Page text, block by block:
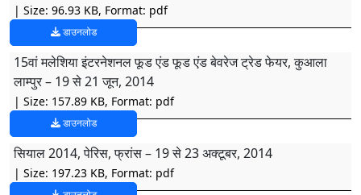
| Size: 96.93 KB, Format: pdf
डाउनलोड
15वां मलेशिया इंटरनेशनल फूड एंड फूड एंड बेवरेज ट्रेड फेयर, कुआला
लाम्पुर – 19 से 21 जून, 2014
| Size: 157.89 KB, Format: pdf
डाउनलोड
सियाल 2014, पेरिस, फ्रांस – 19 से 23 अक्टूबर, 2014
| Size: 197.23 KB, Format: pdf